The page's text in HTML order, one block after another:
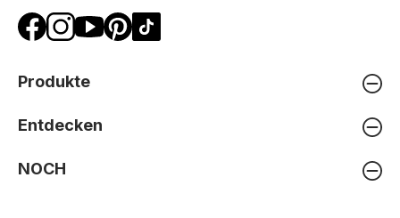
Produkte
Entdecken
NOCH